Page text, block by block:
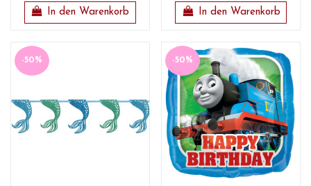
In den Warenkorb In den Warenkorb
-50% -50%